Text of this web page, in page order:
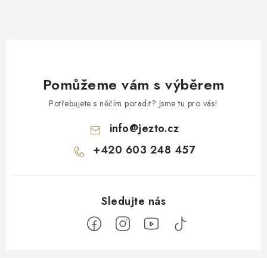
Pomůžeme vám s výběrem
Potřebujete s něčím poradit? Jsme tu pro vás!
info@jezto.cz
+420 603 248 457